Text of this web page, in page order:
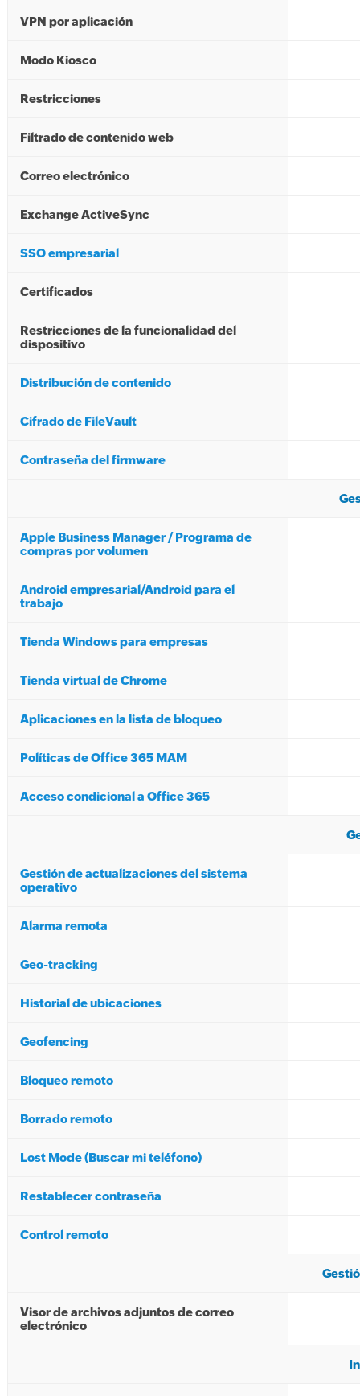
VPN por aplicación
Modo Kiosco
Restricciones
Filtrado de contenido web
Correo electrónico
Exchange ActiveSync
SSO empresarial
Certificados
Restricciones de la funcionalidad del
dispositivo
Distribución de contenido
Cifrado de FileVault
Contraseña del firmware
Apple Business Manager / Programa de
compras por volumen
Android empresarial/Android para el
trabajo
Tienda Windows para empresas
Tienda virtual de Chrome
Aplicaciones en la lista de bloqueo
Políticas de Office 365 MAM
Acceso condicional a Office 365
Gestión de actualizaciones del sistema
operativo
Alarma remota
Geo-tracking
Historial de ubicaciones
Geofencing
Bloqueo remoto
Borrado remoto
Lost Mode (Buscar mi teléfono)
Restablecer contraseña
Control remoto
Visor de archivos adjuntos de correo
electrónico